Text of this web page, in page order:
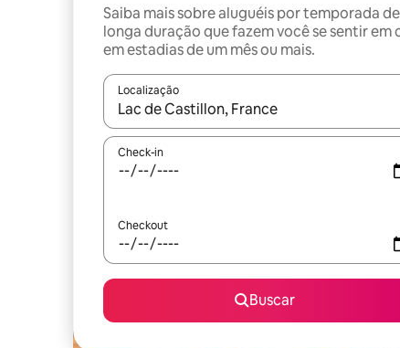
Saiba mais sobre aluguéis por temporada de
longa duração que fazem você se sentir em
em estadias de um mês ou mais.
Localização
Quando os resultados estiverem disponíveis,
Check-in
Checkout
Buscar